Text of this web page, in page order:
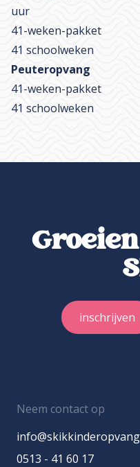
uur
41-weken-pakket
41 schoolweken
Peuteropvang
41-weken-pakket
41 schoolweken
inschrijven
Neem contact op
0513 - 41 60 17